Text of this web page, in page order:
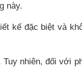
này.
kế đặc biệt và
nhiên, đối với